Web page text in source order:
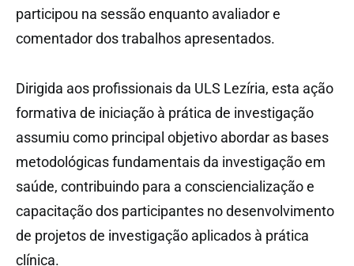
participou na sessão enquanto avaliador e
comentador dos trabalhos apresentados.
Dirigida aos profissionais da ULS Lezíria, esta ação
formativa de iniciação à prática de investigação
assumiu como principal objetivo abordar as bases
metodológicas fundamentais da investigação em
saúde, contribuindo para a consciencialização e
capacitação dos participantes no desenvolvimento
de projetos de investigação aplicados à prática
clínica.